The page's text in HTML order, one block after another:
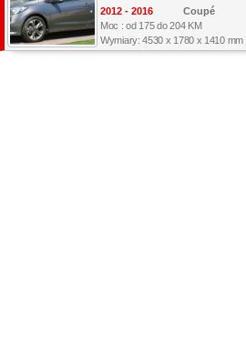
2012 - 2016
Coupé
Moc : od 175 do 204 KM
Wymiary: 4530 x 1780 x 1410 mm